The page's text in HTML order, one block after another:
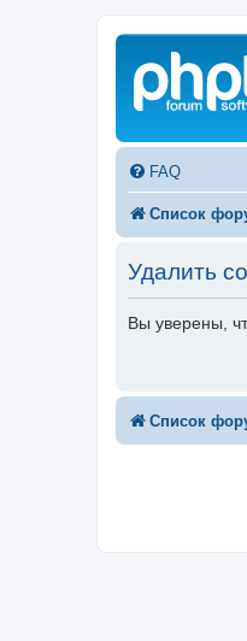
FAQ
Список
Удалить
Вы уверены,
Список